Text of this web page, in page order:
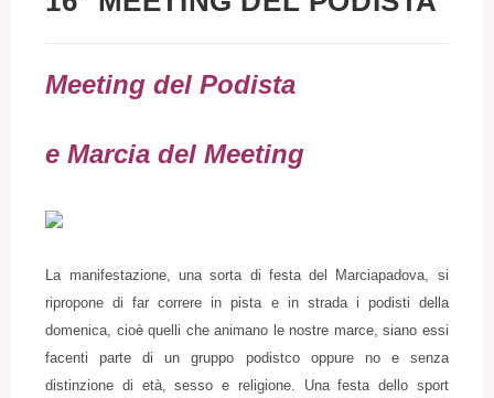
Meeting del Podista
e Marcia del Meeting
La manifestazione, una sorta di festa del Marciapadova, si
ripropone di far correre in pista e in strada i podisti della
domenica, cioè quelli che animano le nostre marce, siano essi
facenti parte di un gruppo podistco oppure no e senza
distinzione di età, sesso e religione. Una festa dello sport